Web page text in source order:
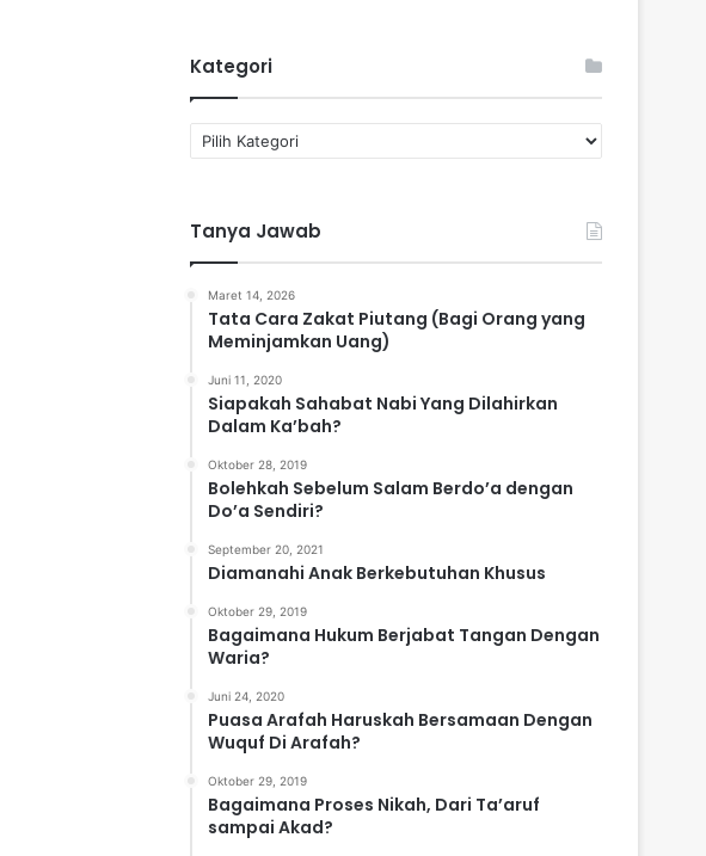
Kategori
a
g
o
Tanya Jawab
Maret 14, 2026
Tata Cara Zakat Piutang (Bagi Orang yang
Meminjamkan Uang)
Juni 11, 2020
Siapakah Sahabat Nabi Yang Dilahirkan
Dalam Ka’bah?
Oktober 28, 2019
Bolehkah Sebelum Salam Berdo’a dengan
Do’a Sendiri?
September 20, 2021
Diamanahi Anak Berkebutuhan Khusus
Oktober 29, 2019
Bagaimana Hukum Berjabat Tangan Dengan
Waria?
Juni 24, 2020
Puasa Arafah Haruskah Bersamaan Dengan
Wuquf Di Arafah?
Oktober 29, 2019
Bagaimana Proses Nikah, Dari Ta’aruf
sampai Akad?